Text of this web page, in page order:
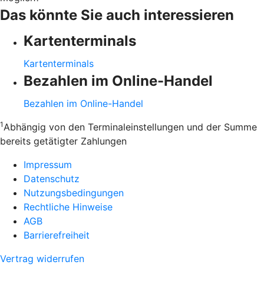
Das könnte Sie auch interessieren
Kartenterminals
Kartenterminals
Bezahlen im Online-Handel
Bezahlen im Online-Handel
1 Abhängig von den Terminaleinstellungen und der Summe
bereits getätigter Zahlungen
Impressum
Datenschutz
Nutzungsbedingungen
Rechtliche Hinweise
AGB
Barrierefreiheit
Vertrag widerrufen